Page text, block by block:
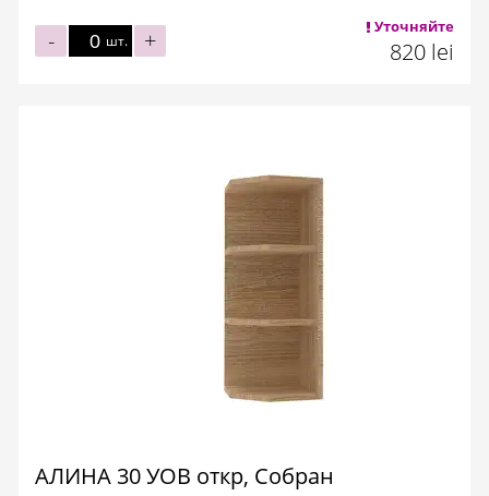
шт. +
- Уточняйте
820 lei
АЛИНА 30 УОВ откр, Собран